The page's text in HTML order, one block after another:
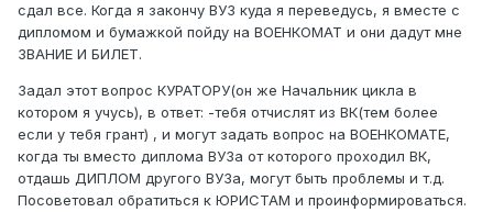
сдал все. Когда я закончу ВУЗ куда я переведусь, я вместе с
дипломом и бумажкой пойду на ВОЕНКОМАТ и они дадут мне
ЗВАНИЕ И БИЛЕТ.
Задал этот вопрос КУРАТОРУ(он же Начальник цикла в
котором я учусь), в ответ: -тебя отчислят из ВК(тем более
если у тебя грант) , и могут задать вопрос на ВОЕНКОМАТЕ,
когда ты вместо диплома ВУЗа от которого проходил ВК,
отдашь ДИПЛОМ другого ВУЗа, могут быть проблемы и т.д.
Посоветовал обратиться к ЮРИСТАМ и проинформироваться.